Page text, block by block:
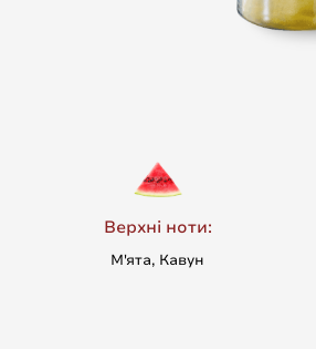
Верхні ноти:
М'ята, Кавун